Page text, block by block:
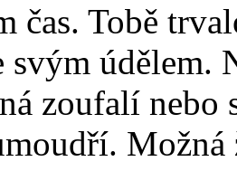
čas. Tobě
svým údělem.
zoufalí nebo